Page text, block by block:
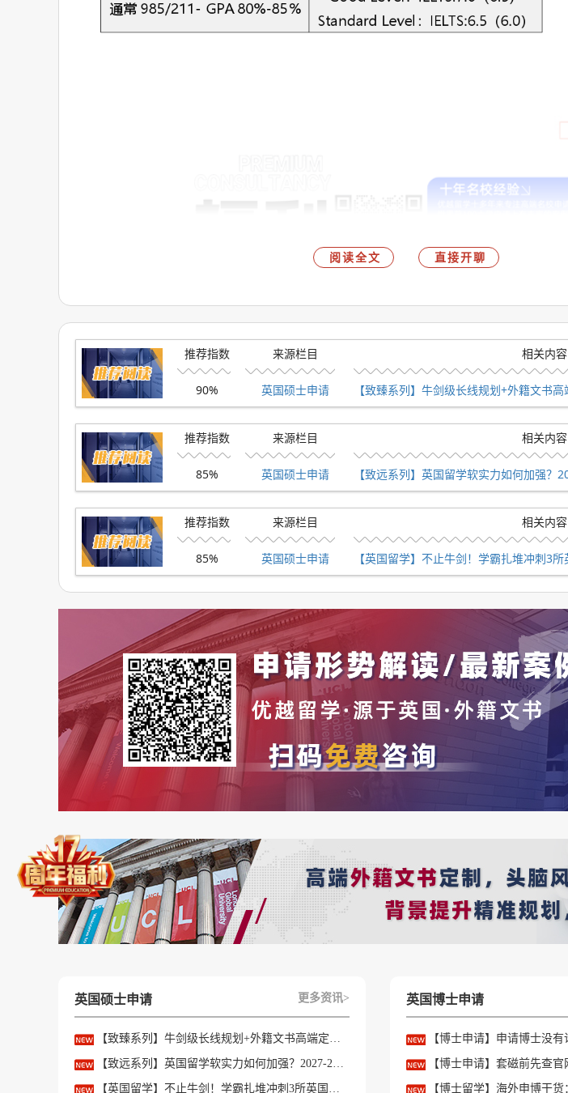
TOP5：伦敦政治经济学院(2023QS世界排名56)
学校官网链接：http://www.lse.ac.uk/
软背景要求：要求学生在PS和CV中需要体现相关的研究以及实习经历
阅读全文 直接开聊
推荐指数
90%
来源栏目
英国硕士申请
相关内容
推荐指数
85%
来源栏目
英国硕士申请
相关内容
推荐指数
85%
来源栏目
英国硕士申请
相关内容
英国硕士申请 更多资讯>
【致臻系列】牛剑级长线规划+外籍文书高端定制，助力冲刺名校硕士offer！
【致远系列】英国留学软实力如何加强？2027-28fall精准定制背景提升！
【英国留学】不止牛剑！学霸扎堆冲刺3所英国顶尖院校，申请难度不输牛津剑桥
英国博士申请